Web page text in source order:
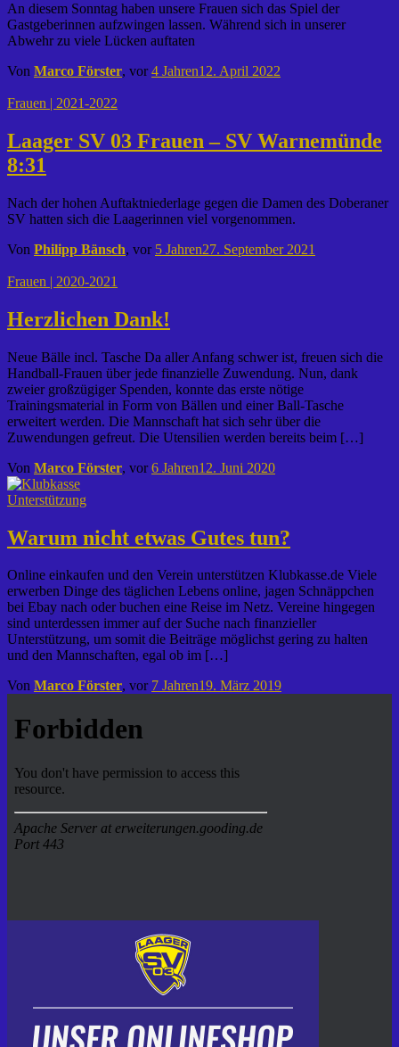
An diesem Sonntag haben unsere Frauen sich das Spiel der
Gastgeberinnen aufzwingen lassen. Während sich in unserer
Abwehr zu viele Lücken auftaten
Von Marco Förster, vor4 Jahren12. April 2022
Frauen | 2021-2022
Laager SV 03 Frauen – SV Warnemünde
8:31
Nach der hohen Auftaktniederlage gegen die Damen des Doberaner
SV hatten sich die Laagerinnen viel vorgenommen.
Von Philipp Bänsch, vor 5 Jahren27. September 2021
Frauen | 2020-2021
Herzlichen Dank!
Neue Bälle incl. Tasche Da aller Anfang schwer ist, freuen sich die
Handball-Frauen über jede finanzielle Zuwendung. Nun, dank
zweier großzügiger Spenden, konnte das erste nötige
Trainingsmaterial in Form von Bällen und einer Ball-Tasche
erweitert werden. Die Mannschaft hat sich sehr über die
Zuwendungen gefreut. Die Utensilien werden bereits beim […]
Von Marco Förster, vor6 Jahren12. Juni 2020
Unterstützung
Warum nicht etwas Gutes tun?
Online einkaufen und den Verein unterstützen Klubkasse.de Viele
erwerben Dinge des täglichen Lebens online, jagen Schnäppchen
bei Ebay nach oder buchen eine Reise im Netz. Vereine hingegen
sind unterdessen immer auf der Suche nach finanzieller
Unterstützung, um somit die Beiträge möglichst gering zu halten
und den Mannschaften, egal ob im […]
Von Marco Förster, vor 7 Jahren19. März 2019